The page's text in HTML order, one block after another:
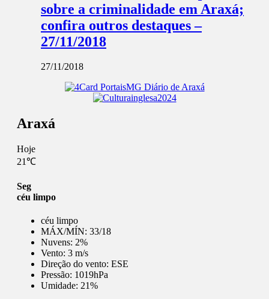
sobre a criminalidade em Araxá;
confira outros destaques –
27/11/2018
27/11/2018
Araxá
Hoje
21℃
Seg
céu limpo
céu limpo
MÁX/MÍN: 33/18
Nuvens: 2%
Vento: 3 m/s
Direção do vento: ESE
Pressão: 1019hPa
Umidade: 21%